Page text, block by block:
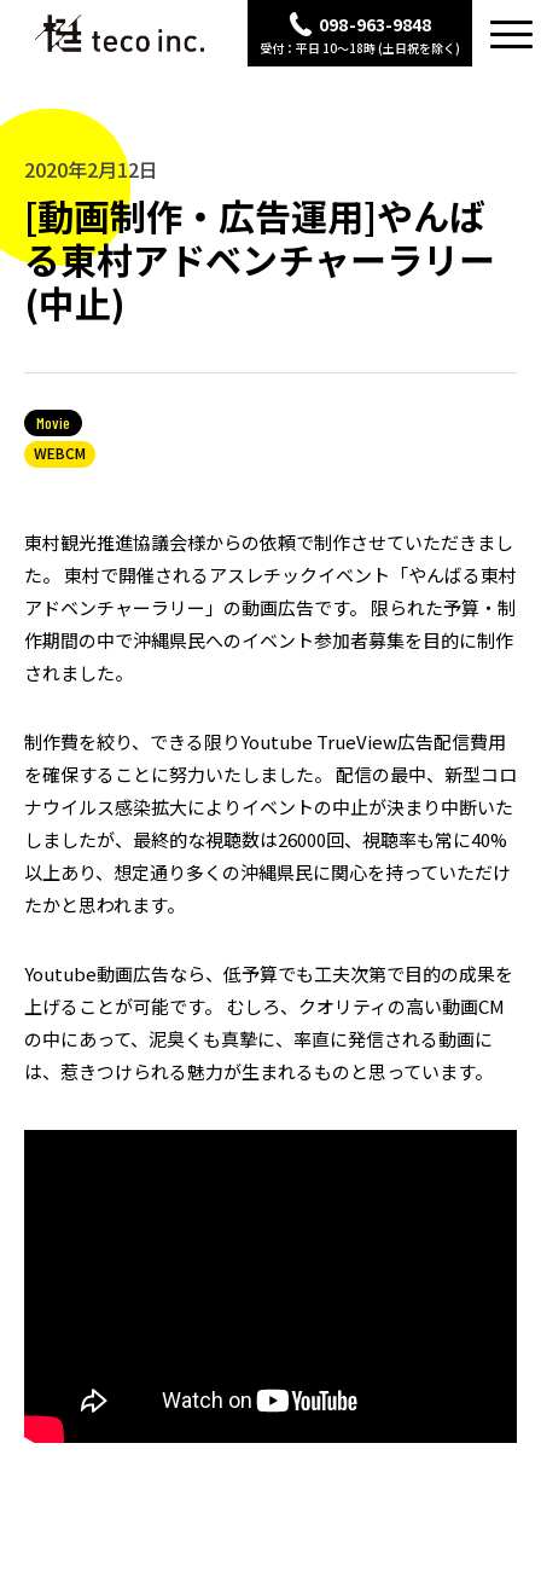
098-963-9848
受付：平日 10〜18時 (土日祝を除く)
2020年2月12日
[動画制作・広告運用]やんば
る東村アドベンチャーラリー
(中止)
Movie
WEBCM
東村観光推進協議会様からの依頼で制作させていただきまし
た。
東村で開催されるアスレチックイベント「やんばる東村
アドベンチャーラリー」の動画広告です。
限られた予算・制
作期間の中で沖縄県民へのイベント参加者募集を目的に制作
されました。
制作費を絞り、できる限りYoutube TrueView広告配信費用
を確保することに努力いたしました。 配信の最中、新型コロ
ナウイルス感染拡大によりイベントの中止が決まり中断いた
しましたが、最終的な視聴数は26000回、視聴率も常に40%
以上あり、想定通り多くの沖縄県民に関心を持っていただけ
たかと思われます。
Youtube動画広告なら、低予算でも工夫次第で目的の成果を
上げることが可能です。
むしろ、クオリティの高い動画CM
の中にあって、泥臭くも真摯に、率直に発信される動画に
は、惹きつけられる魅力が生まれるものと思っています。